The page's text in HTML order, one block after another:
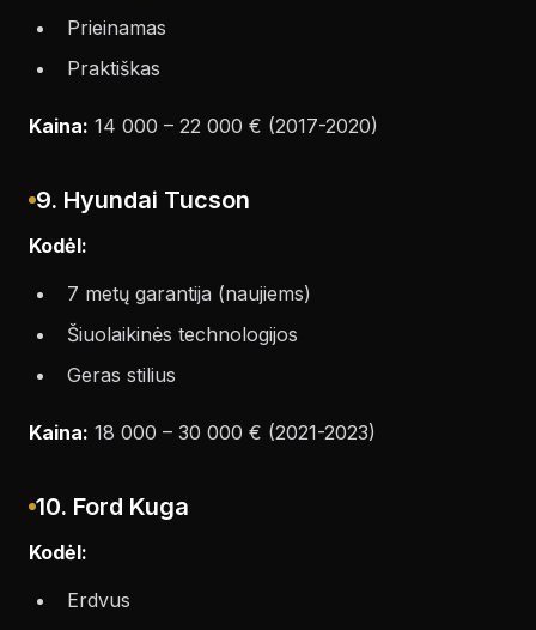
Prieinamas
Praktiškas
Kaina: 14 000 – 22 000 € (2017-2020)
9. Hyundai Tucson
Kodėl:
7 metų garantija (naujiems)
Šiuolaikinės technologijos
Geras stilius
Kaina: 18 000 – 30 000 € (2021-2023)
10. Ford Kuga
Kodėl:
Erdvus